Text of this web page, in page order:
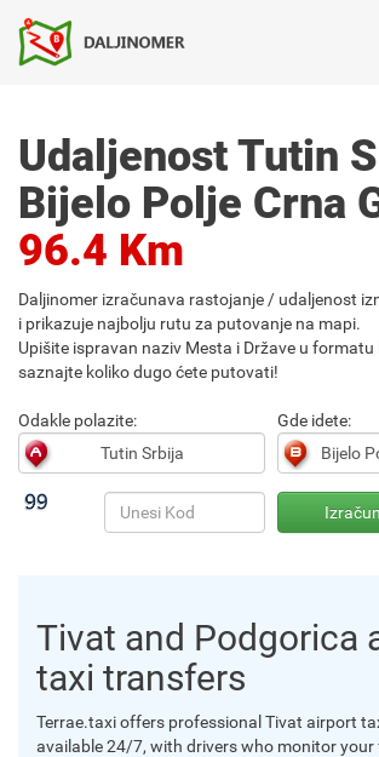
Udaljenost Tutin
Bijelo Polje Crna
96.4 Km
Daljinomer izračunava rastojanje / udaljenost
i prikazuje najbolju rutu za putovanje na mapi.
Upišite ispravan naziv Mesta i Države u formatu
saznajte koliko dugo ćete putovati!
Odakle polazite: Gde idete:
Tivat and Podgorica
taxi transfers
Terrae.taxi offers professional Tivat airport
available 24/7, with drivers who monitor your